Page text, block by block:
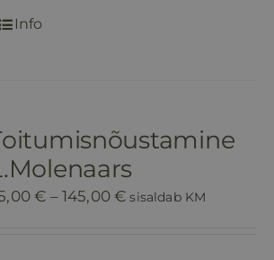
Info
€ – 145,00€Hinnavahemik:
sisaldab KM